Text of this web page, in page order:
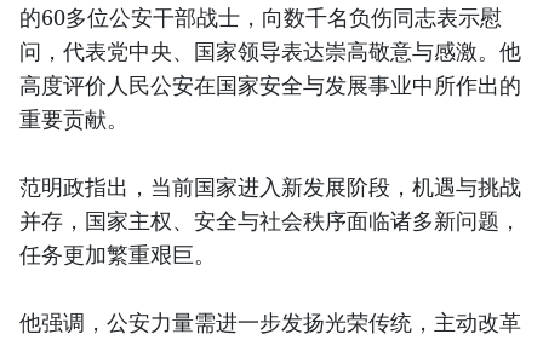
的60多位公安干部战士，向数千名负伤同志表示慰
问，代表党中央、国家领导表达崇高敬意与感激。他
高度评价人民公安在国家安全与发展事业中所作出的
重要贡献。
范明政指出，当前国家进入新发展阶段，机遇与挑战
并存，国家主权、安全与社会秩序面临诸多新问题，
任务更加繁重艰巨。
他强调，公安力量需进一步发扬光荣传统，主动改革